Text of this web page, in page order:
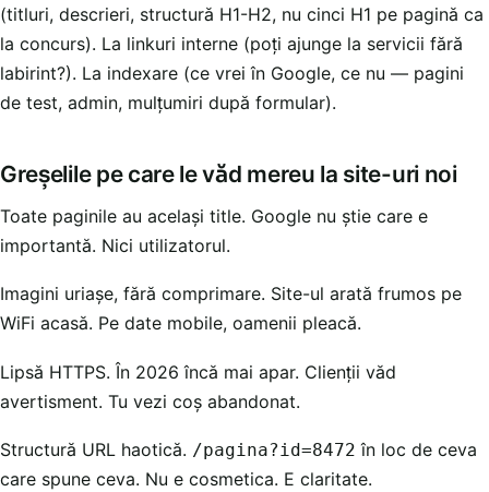
(titluri, descrieri, structură H1-H2, nu cinci H1 pe pagină ca
la concurs). La linkuri interne (poți ajunge la servicii fără
labirint?). La indexare (ce vrei în Google, ce nu — pagini
de test, admin, mulțumiri după formular).
Greșelile pe care le văd mereu la site-uri noi
Toate paginile au același title. Google nu știe care e
importantă. Nici utilizatorul.
Imagini uriașe, fără comprimare. Site-ul arată frumos pe
WiFi acasă. Pe date mobile, oamenii pleacă.
Lipsă HTTPS. În 2026 încă mai apar. Clienții văd
avertisment. Tu vezi coș abandonat.
Structură URL haotică. /pagina?id=8472 în loc de ceva
care spune ceva. Nu e cosmetica. E claritate.